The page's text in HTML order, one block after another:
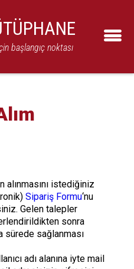
başlangıç noktası
alınmasını istediğiniz
Sipariş Formu‘nu
Gelen talepler
sonra
sürede sağlanması
adı alanına iyte mail